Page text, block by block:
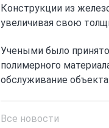
Конструкции из
увеличивая свою
Учеными было
полимерного
обслуживание
Все новости